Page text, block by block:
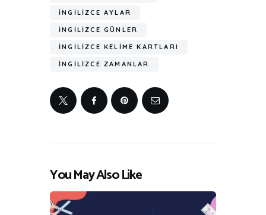
INGILIZCE AYLAR
İNGILIZCE GÜNLER
İNGILIZCE KELIME KARTLARI
INGILIZCE ZAMANLAR
You May Also Like